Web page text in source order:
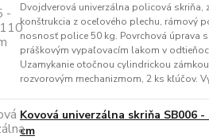
Dvojdverová univerzálna policová skriňa,
konštrukcia z oceľového plechu, rámový
nosnosť police 50 kg. Povrchová úprava
práškovým vypaľovacím lakom v
Uzamykanie otočnou cylindrickou
rozvorovým mechanizmom, 2 ks kľúčov.
Kovová univerzálna skriňa SB006 -
cm